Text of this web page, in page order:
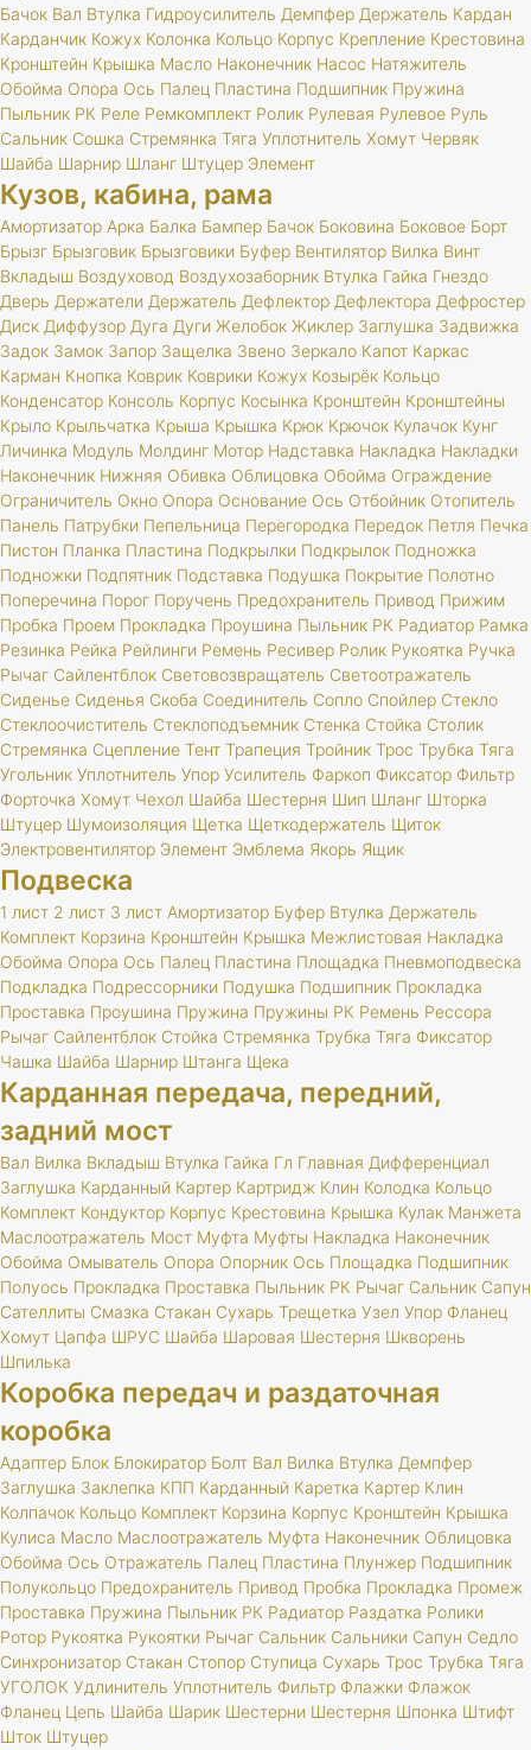
Бачок Вал Втулка Гидроусилитель Демпфер Держатель Кардан
Карданчик Кожух Колонка Кольцо Корпус Крепление Крестовина
Кронштейн Крышка Масло Наконечник Насос Натяжитель
Обойма Опора Ось Палец Пластина Подшипник Пружина
Пыльник РК Реле Ремкомплект Ролик Рулевая Рулевое Руль
Сальник Сошка Стремянка Тяга Уплотнитель Хомут Червяк
Шайба Шарнир Шланг Штуцер Элемент
Кузов, кабина, рама
Амортизатор Арка Балка Бампер Бачок Боковина Боковое Борт
Брызг Брызговик Брызговики Буфер Вентилятор Вилка Винт
Вкладыш Воздуховод Воздухозаборник Втулка Гайка Гнездо
Дверь Держатели Держатель Дефлектор Дефлектора Дефростер
Диск Диффузор Дуга Дуги Желобок Жиклер Заглушка Задвижка
Задок Замок Запор Защелка Звено Зеркало Капот Каркас
Карман Кнопка Коврик Коврики Кожух Козырёк Кольцо
Конденсатор Консоль Корпус Косынка Кронштейн Кронштейны
Крыло Крыльчатка Крыша Крышка Крюк Крючок Кулачок Кунг
Личинка Модуль Молдинг Мотор Надставка Накладка Накладки
Наконечник Нижняя Обивка Облицовка Обойма Ограждение
Ограничитель Окно Опора Основание Ось Отбойник Отопитель
Панель Патрубки Пепельница Перегородка Передок Петля Печка
Пистон Планка Пластина Подкрылки Подкрылок Подножка
Подножки Подпятник Подставка Подушка Покрытие Полотно
Поперечина Порог Поручень Предохранитель Привод Прижим
Пробка Проем Прокладка Проушина Пыльник РК Радиатор Рамка
Резинка Рейка Рейлинги Ремень Ресивер Ролик Рукоятка Ручка
Рычаг Сайлентблок Световозвращатель Светоотражатель
Сиденье Сиденья Скоба Соединитель Сопло Спойлер Стекло
Стеклоочиститель Стеклоподъемник Стенка Стойка Столик
Стремянка Сцепление Тент Трапеция Тройник Трос Трубка Тяга
Угольник Уплотнитель Упор Усилитель Фаркоп Фиксатор Фильтр
Форточка Хомут Чехол Шайба Шестерня Шип Шланг Шторка
Штуцер Шумоизоляция Щетка Щеткодержатель Щиток
Электровентилятор Элемент Эмблема Якорь Ящик
Подвеска
1 лист 2 лист 3 лист Амортизатор Буфер Втулка Держатель
Комплект Корзина Кронштейн Крышка Межлистовая Накладка
Обойма Опора Ось Палец Пластина Площадка Пневмоподвеска
Подкладка Подрессорники Подушка Подшипник Прокладка
Проставка Проушина Пружина Пружины РК Ремень Рессора
Рычаг Сайлентблок Стойка Стремянка Трубка Тяга Фиксатор
Чашка Шайба Шарнир Штанга Щека
Карданная передача, передний,
задний мост
Вал Вилка Вкладыш Втулка Гайка Гл Главная Дифференциал
Заглушка Карданный Картер Картридж Клин Колодка Кольцо
Комплект Кондуктор Корпус Крестовина Крышка Кулак Манжета
Маслоотражатель Мост Муфта Муфты Накладка Наконечник
Обойма Омыватель Опора Опорник Ось Площадка Подшипник
Полуось Прокладка Проставка Пыльник РК Рычаг Сальник Сапун
Сателлиты Смазка Стакан Сухарь Трещетка Узел Упор Фланец
Хомут Цапфа ШРУС Шайба Шаровая Шестерня Шкворень
Шпилька
Коробка передач и раздаточная
коробка
Адаптер Блок Блокиратор Болт Вал Вилка Втулка Демпфер
Заглушка Заклепка КПП Карданный Каретка Картер Клин
Колпачок Кольцо Комплект Корзина Корпус Кронштейн Крышка
Кулиса Масло Маслоотражатель Муфта Наконечник Облицовка
Обойма Ось Отражатель Палец Пластина Плунжер Подшипник
Полукольцо Предохранитель Привод Пробка Прокладка Промеж
Проставка Пружина Пыльник РК Радиатор Раздатка Ролики
Ротор Рукоятка Рукоятки Рычаг Сальник Сальники Сапун Седло
Синхронизатор Стакан Стопор Ступица Сухарь Трос Трубка Тяга
УГОЛОК Удлинитель Уплотнитель Фильтр Флажки Флажок
Фланец Цепь Шайба Шарик Шестерни Шестерня Шпонка Штифт
Шток Штуцер